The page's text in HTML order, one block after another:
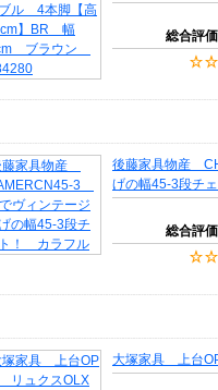
総合評価
後藤家具物産
げの幅45-3段チ
総合評価
大塚家具 上台